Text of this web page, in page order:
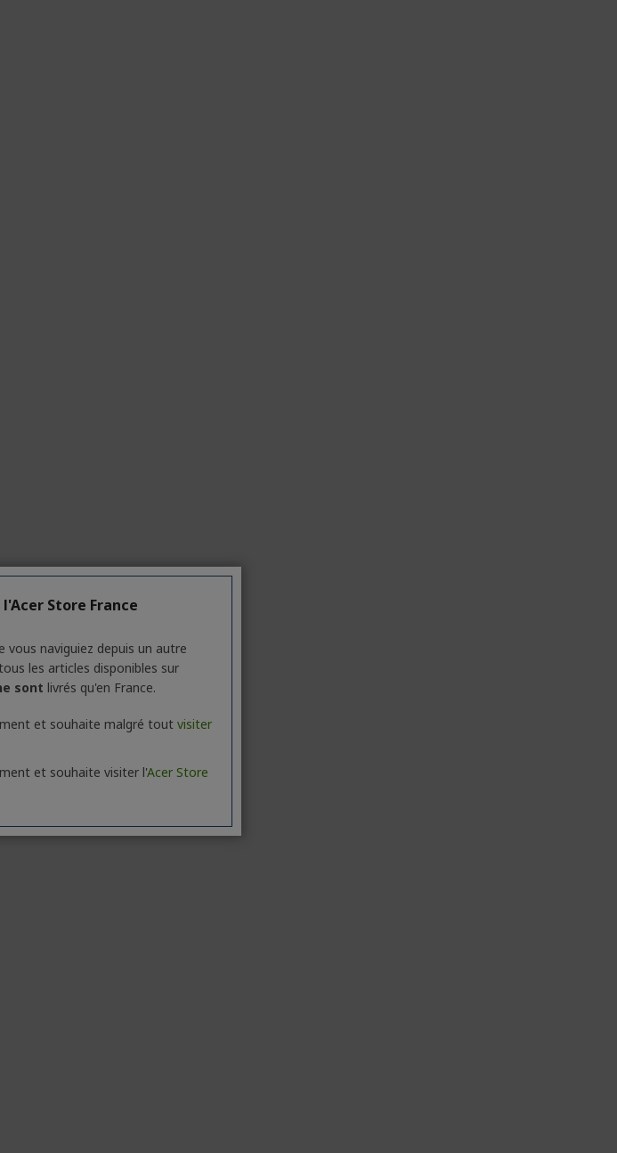
Store France
vous naviguiez depuis un autre
les articles disponibles sur
sont livrés qu'en France.
et souhaite malgré tout visiter
et souhaite visiter l'Acer Store